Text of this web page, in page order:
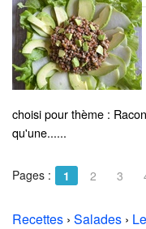
choisi pour thème :
qu'une......
Pages : 1 2 3
Recettes › Salades ›